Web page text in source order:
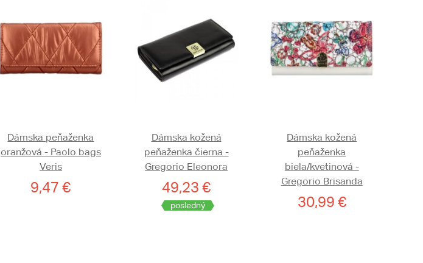
Dámska peňaženka
oranžová - Paolo bags
Veris
9,47 €
Dámska kožená
peňaženka čierna -
Gregorio Eleonora
49,23 €
posledný
Dámska kožená
peňaženka
biela/kvetinová -
Gregorio Brisanda
30,99 €